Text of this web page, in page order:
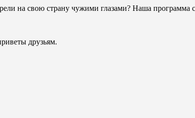
на свою страну чужими глазами? Наша
друзьям.